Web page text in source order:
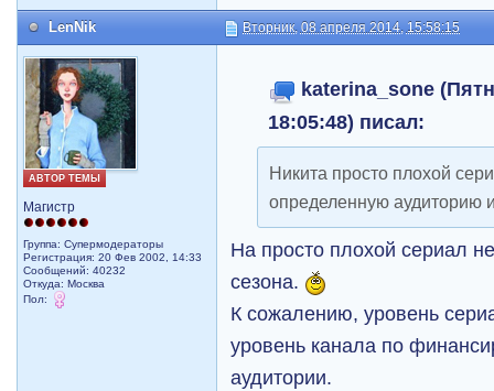
LenNik Вторник, 08 апреля 2014, 15:58:15
АВТОР ТЕМЫ
Магистр
Группа: Супермодераторы
Регистрация: 20 Фев 2002, 14:33
Сообщений: 40232
Откуда: Москва
Пол:
katerina_sone
18:05:48) писал:
Никита просто плохой
определенную аудиторию
На просто плохой сериал
сезона.
К сожалению, уровень
уровень канала по
аудитории.